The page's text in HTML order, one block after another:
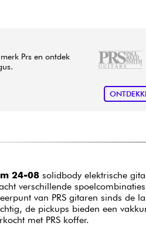
Prs en ontdek
24-08solidbody elektrische
verschillende
van PRS gitaren sinds
de pickups bieden een
met PRS koffer.